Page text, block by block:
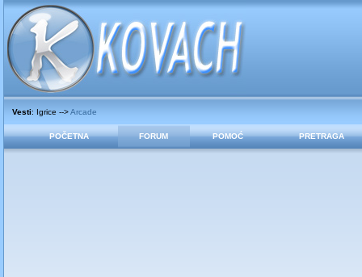
Vesti: Igrice -->Arcade
POČETNA FORUM POMOĆ PRETRAGA